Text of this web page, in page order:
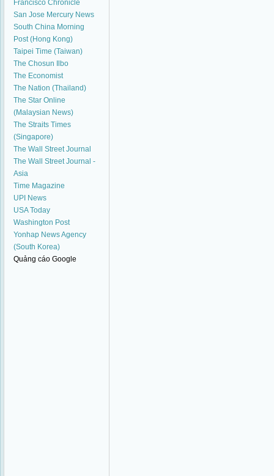
Francisco Chronicle
San Jose Mercury News
South China Morning
Post (Hong Kong)
Taipei Time (Taiwan)
The Chosun Ilbo
The Economist
The Nation (Thailand)
The Star Online
(Malaysian News)
The Straits Times
(Singapore)
The Wall Street Journal
The Wall Street Journal -
Asia
Time Magazine
UPI News
USA Today
Washington Post
Yonhap News Agency
(South Korea)
Quảng cáo Google